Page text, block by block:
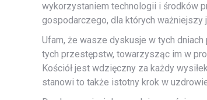
wykorzystaniem technologii i środków
gospodarczego, dla których ważniejszy
Ufam, że wasze dyskusje w tych
tych przestępstw, towarzysząc im w
Kościół jest wdzięczny za każdy
stanowi to także istotny krok w